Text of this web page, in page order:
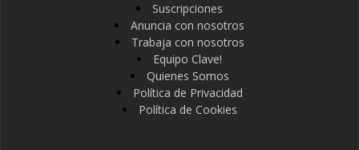
Suscripciones
Anuncia con nosotros
Trabaja con nosotros
Equipo Clave!
Quienes Somos
Política de Privacidad
Política de Cookies